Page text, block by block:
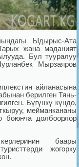
­Ыдырыс-Ата
жана маданият
Бул тууралуу
Мырзаяров
айланасына
­берилген Тянь-
Бүгүнкү күндө,
мейма­нкананы
боюнча долбоорлор
баа­ры
жог­орку